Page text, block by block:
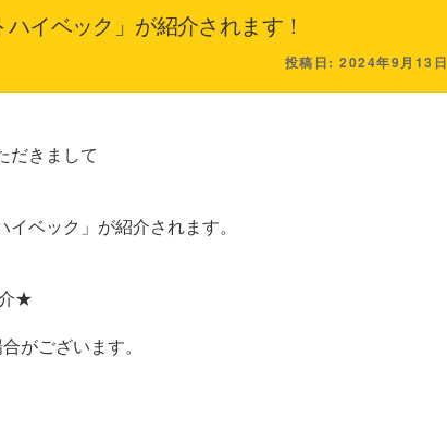
イベック」が紹介されます！
投稿日: 2024年9月13日
だきまして
ベック」が紹介されます。
★
がございます。